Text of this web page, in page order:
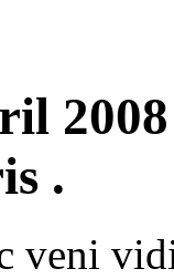
.
veni